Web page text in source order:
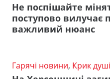
Не поспішайте
поступово вилучає
важливий нюанс
Гарячі новини, Крик душі